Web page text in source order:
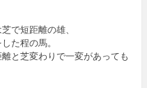
で短距離の雄、
た程の馬。
と芝変わりで一変があっても